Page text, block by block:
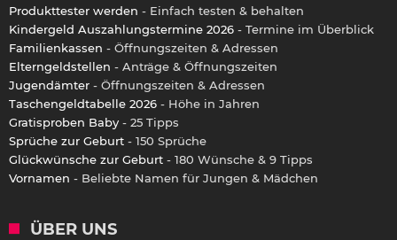
Produkttester werden - Einfach testen & behalten
Kindergeld Auszahlungstermine 2026 - Termine im Überblick
Familienkassen - Öffnungszeiten & Adressen
Elterngeldstellen - Anträge & Öffnungszeiten
Jugendämter - Öffnungszeiten & Adressen
Taschengeldtabelle 2026 - Höhe in Jahren
Gratisproben Baby - 25 Tipps
Sprüche zur Geburt - 150 Sprüche
Glückwünsche zur Geburt - 180 Wünsche & 9 Tipps
Vornamen - Beliebte Namen für Jungen & Mädchen
ÜBER UNS